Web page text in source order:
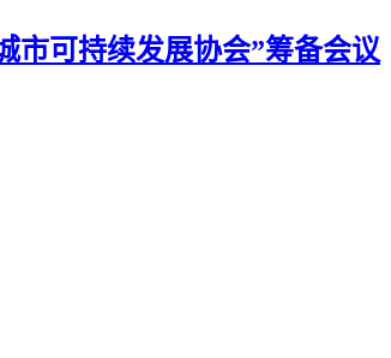
可持续发展协会”筹备会议